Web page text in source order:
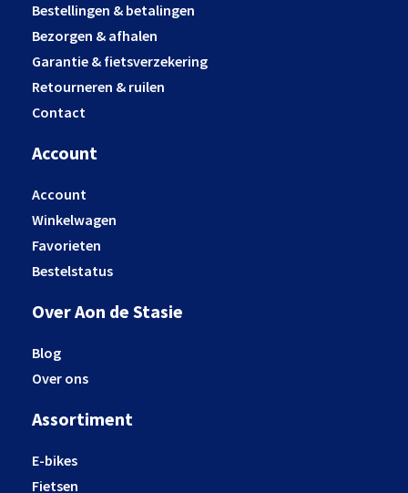
Bestellingen & betalingen
Bezorgen & afhalen
Garantie & fietsverzekering
Retourneren & ruilen
Contact
Account
Account
Winkelwagen
Favorieten
Bestelstatus
Over Aon de Stasie
Blog
Over ons
Assortiment
E-bikes
Fietsen